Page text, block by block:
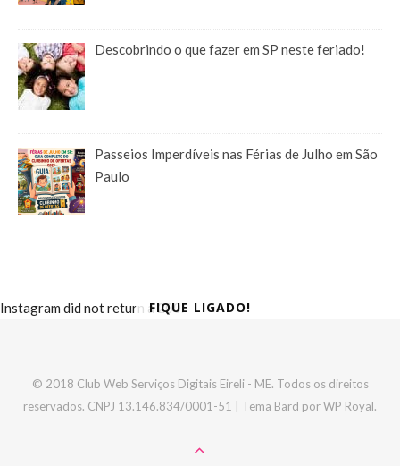
Descobrindo o que fazer em SP neste feriado!
Passeios Imperdíveis nas Férias de Julho em São
Paulo
FIQUE LIGADO!
Instagram did not return a 200.
© 2018 Club Web Serviços Digitais Eireli - ME. Todos os direitos
reservados. CNPJ 13.146.834/0001-51 | Tema Bard porWP Royal.